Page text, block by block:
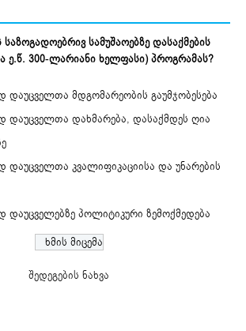
საზოგადოებრივ სამუშაოებზე დასაქმების
ე.წ. 300-ლარიანი ხელფასი) პროგრამას?
დაუცველთა მდგომარეობის გაუმჯობესება
დაუცველთა დახმარება, დასაქმდეს ღია
დაუცველთა კვალიფიკაციისა და უნარების
პოლიტიკური ზემოქმედება
შედეგების ნახვა